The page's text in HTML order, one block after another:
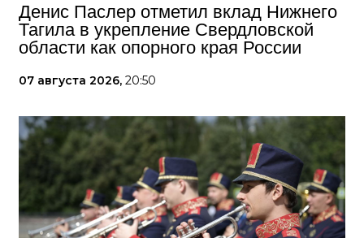
Денис Паслер отметил вклад Нижнего
Тагила в укрепление Свердловской
области как опорного края России
07 августа 2026, 20:50